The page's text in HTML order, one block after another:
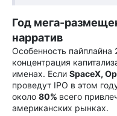
Год мега-
нарратив
Особенность пайплайна
концентрация
именах. Если SpaceX,
проведут IPO в этом
около 80% всего
американских рынках.